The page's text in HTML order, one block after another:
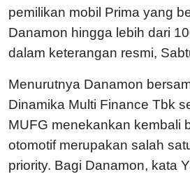
pemilikan mobil Prima yang
Danamon hingga lebih dari
dalam keterangan resmi,
Menurutnya Danamon
Dinamika Multi Finance Tbk
MUFG menekankan kembali
otomotif merupakan salah
priority. Bagi Danamon, kata